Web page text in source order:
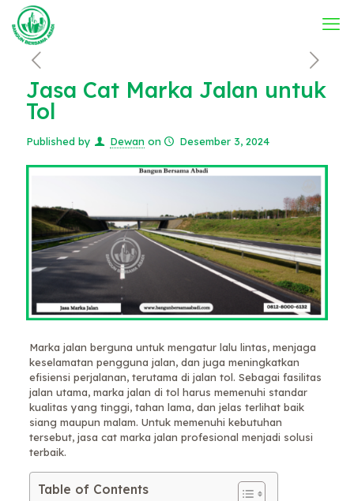
Jasa Cat Marka Jalan untuk
Tol
Published by Dewan on Desember 3, 2024
Marka jalan berguna untuk mengatur lalu lintas, menjaga
keselamatan pengguna jalan, dan juga meningkatkan
efisiensi perjalanan, terutama di jalan tol. Sebagai fasilitas
jalan utama, marka jalan di tol harus memenuhi standar
kualitas yang tinggi, tahan lama, dan jelas terlihat baik
siang maupun malam. Untuk memenuhi kebutuhan
tersebut, jasa cat marka jalan profesional menjadi solusi
terbaik.
Table of Contents